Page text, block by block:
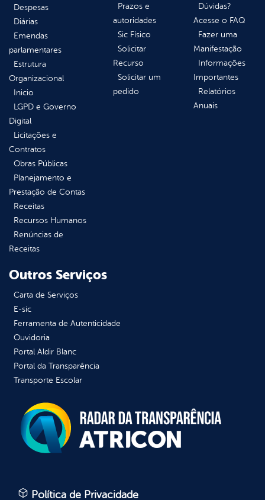
Despesas
Diárias
Emendas
parlamentares
Estrutura
Organizacional
Inicio
LGPD e Governo
Digital
Licitações e
Contratos
Obras Públicas
Planejamento e
Prestação de Contas
Receitas
Recursos Humanos
Renúncias de
Receitas
Prazos e
autoridades
Sic Físico
Solicitar
Recurso
Solicitar um
pedido
Dúvidas?
Acesse o FAQ
Fazer uma
Manifestação
Informações
Importantes
Relatórios
Anuais
Outros Serviços
Carta de Serviços
E-sic
Ferramenta de Autenticidade
Ouvidoria
Portal Aldir Blanc
Portal da Transparência
Transporte Escolar
Política de Privacidade